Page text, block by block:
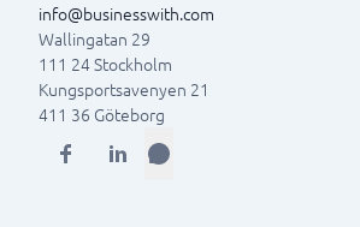
info@businesswith.com
Wallingatan 29
111 24Stockholm
Kungsportsavenyen 21
411 36 Göteborg